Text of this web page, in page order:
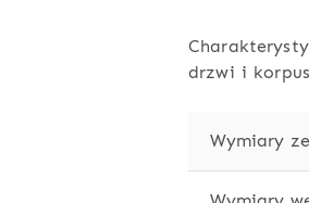
drzwi i
Wymiary